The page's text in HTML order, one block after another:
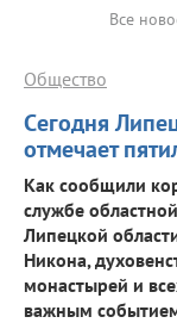
Все
Cегодня
отмечает
Общество
Как сообщили
службе
Липецкой
Никона,
монастырей и
важным